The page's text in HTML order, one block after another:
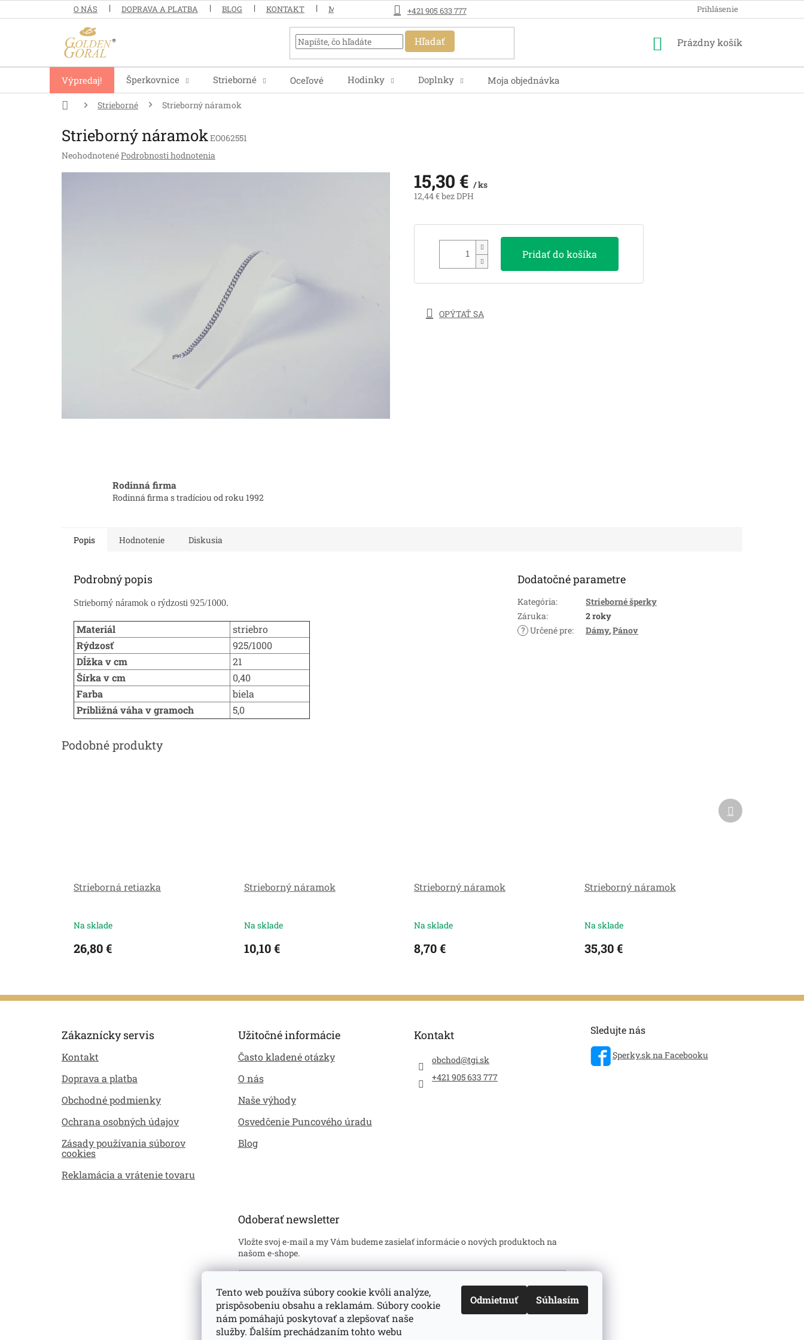
Tento web používa súbory cookie kvôli analýze,
prispôsobeniu obsahu a reklamám. Súbory cookie
nám pomáhajú poskytovať a zlepšovať naše
služby. Ďalším prechádzaním tohto webu
Odmietnuť Súhlasím
na
+421 905 633 777
O NÁS DOPRAVA A PLATBA BLOG KONTAKT MOJA OBJEDNÁVKA Prihlásenie
Hľadať
Nákupný
Prázdny košík
Výpredaj! Šperkovnice Strieborné Oceľové Hodinky Doplnky Moja objednávka
DomovStrieborné Strieborný náramok
Strieborný náramokEO062551
Priemerné
NeohodnotenéPodrobnosti hodnotenia
15,30 € / ks
12,44 € bez DPH
cena:
Pridať do košíka
OPÝTAŤ SA
Rodinná firma
Rodinná firma s tradíciou od roku 1992
Popis Hodnotenie Diskusia
Podrobný popis
Strieborný náramok o rýdzosti 925/1000.
Materiál
striebro
Rýdzosť
925/1000
Dĺžka v cm
21
Šírka v cm
0,40
Farba
biela
Približná váha v gramoch
5,0
Dodatočné parametre
Kategória:
Strieborné šperky
Záruka:
2 roky
? Určené pre: Dámy,Pánov
Strieborná retiazka
Na sklade
26,80 €
Strieborný náramok
Na sklade
10,10 €
Strieborný náramok
Na sklade
8,70 €
Strieborný náramok
Na sklade
35,30 €
Ďalší
produkt
Zákaznícky servis
Kontakt
Doprava a platba
Obchodné podmienky
Ochrana osobných údajov
Zásady používania súborov
cookies
Reklamácia a vrátenie tovaru
Užitočné informácie
Často kladené otázky
O nás
Naše výhody
Osvedčenie Puncového úradu
Blog
Kontakt
obchod@tgi.sk
+421 905 633 777
Sledujte nás
Sperky.sk na Facebooku
Odoberať newsletter
Vložte svoj e-mail a my Vám budeme zasielať informácie o nových produktoch na
našom e-shope.
Súhlasím sospracovaním mojich osobných údajov
v súlade s príslušnými
ustanoveniami zákona č. 122/2013 Z.z. o ochrane osobných údajov. Zároveň
prehlasujem, že mám viac ako 16 rokov.